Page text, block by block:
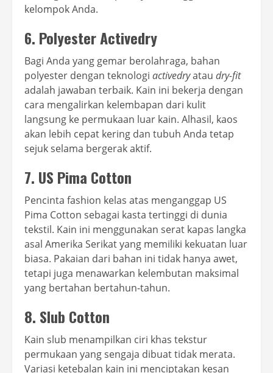
kelompok Anda.
6. Polyester Activedry
Bagi Anda yang gemar berolahraga, bahan
polyester dengan teknologi activedryatau dry-fit
adalah jawaban terbaik. Kain ini bekerja dengan
cara mengalirkan kelembapan dari kulit
langsung ke permukaan luar kain. Alhasil, kaos
akan lebih cepat kering dan tubuh Anda tetap
sejuk selama bergerak aktif.
7. US Pima Cotton
Pencinta fashion kelas atas menganggap US
Pima Cotton sebagai kasta tertinggi di dunia
tekstil. Kain ini menggunakan serat kapas langka
asal Amerika Serikat yang memiliki kekuatan luar
biasa. Pakaian dari bahan ini tidak hanya awet,
tetapi juga menawarkan kelembutan maksimal
yang bertahan bertahun-tahun.
8. Slub Cotton
Kain slub menampilkan ciri khas tekstur
permukaan yang sengaja dibuat tidak merata.
Variasi ketebalan kain ini menciptakan kesan